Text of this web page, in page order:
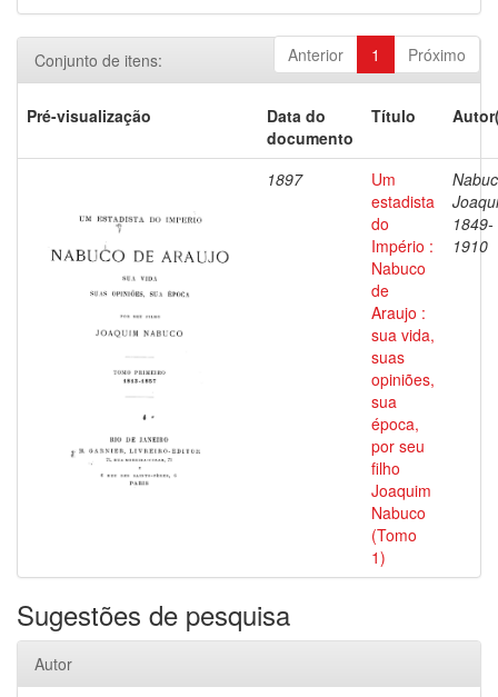
Anterior 1 Próximo
Conjunto de itens:
Pré-visualização
Data do
documento
Título
1897
Um
estadista
do
Império :
Nabuco
de
Araujo :
sua vida,
suas
opiniões,
sua
época,
por seu
filho
Joaquim
Nabuco
(Tomo
1)
1849-
1910
Sugestões de pesquisa
Autor